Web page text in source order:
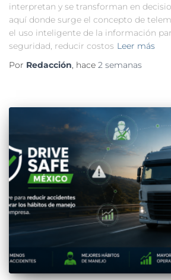
interpretan y se transforman en
aquí donde surge el concepto de
el uso inteligente de la información
seguridad, reducir costos Leer más
Por Redacción, hace 2 semanas